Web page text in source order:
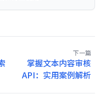
下一篇
掌握文本内容审核
API：实用案例解析